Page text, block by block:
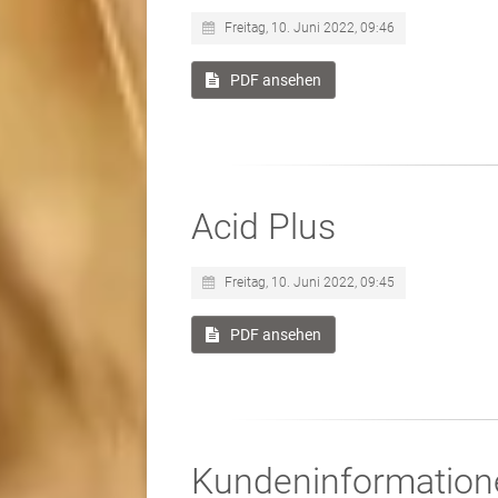
Freitag, 10. Juni 2022, 09:46
PDF ansehen
Acid Plus
Freitag, 10. Juni 2022, 09:45
PDF ansehen